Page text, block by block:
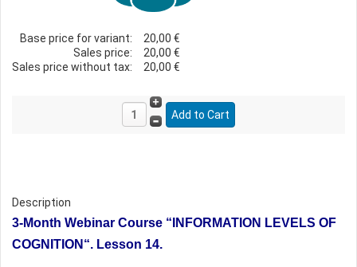
Base price for variant:
20,00 €
Sales price:
20,00 €
Sales price without tax:
20,00 €
Description
3-Month Webinar Course “ INFORMATION LEVELS OF
COGNITION“. Lesson 14.